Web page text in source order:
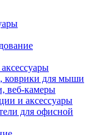
коврики для мыши
веб-камеры
и аксессуары
для офисной